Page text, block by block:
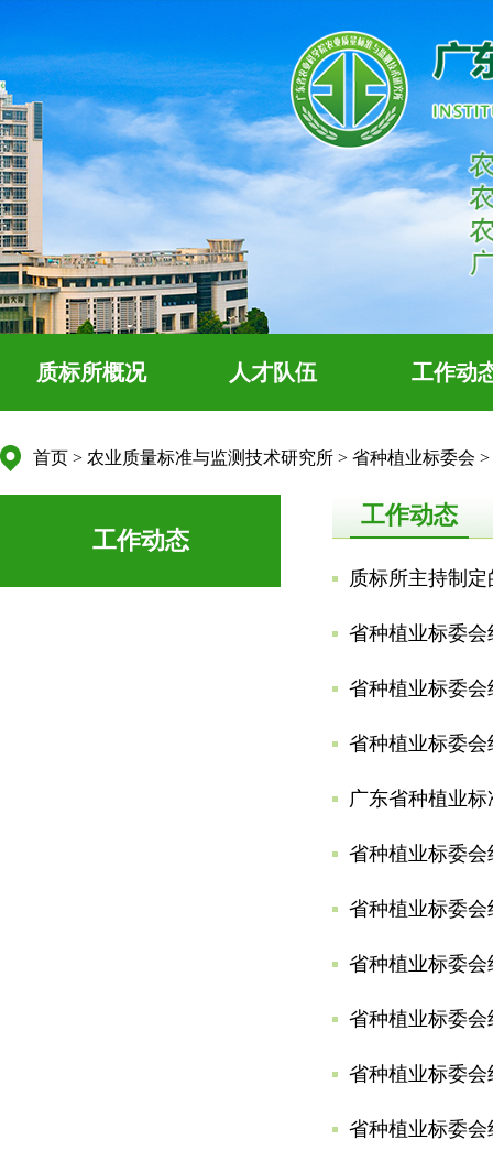
质标所概况 人才队伍 工作动
首页 > 农业质量标准与监测技术研究所 > 省种植业标委会 >
工作动态
工作动态
质标所主持制
省种植业标委
省种植业标委
省种植业标委
广东省种植业
省种植业标委
省种植业标委
省种植业标委
省种植业标委
省种植业标委
省种植业标委